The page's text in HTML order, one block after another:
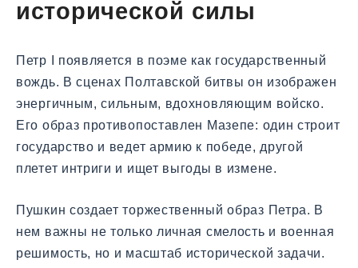
исторической силы
Петр I появляется в поэме как государственный
вождь. В сценах Полтавской битвы он изображен
энергичным, сильным, вдохновляющим войско.
Его образ противопоставлен Мазепе: один строит
государство и ведет армию к победе, другой
плетет интриги и ищет выгоды в измене.
Пушкин создает торжественный образ Петра. В
нем важны не только личная смелость и военная
решимость, но и масштаб исторической задачи.